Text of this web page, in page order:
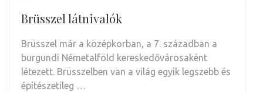
Brüsszel látnivalók
Brüsszel már a középkorban, a 7. században a
burgundi Németalföld kereskedővárosaként
létezett. Brüsszelben van a világ egyik legszebb és
építészetileg …